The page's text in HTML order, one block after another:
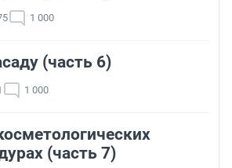
1 000
(часть 6)
1 000
(часть 7)